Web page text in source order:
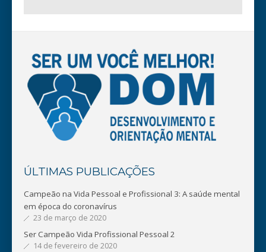
ÚLTIMAS PUBLICAÇÕES
Campeão na Vida Pessoal e Profissional 3: A saúde mental
em época do coronavírus
23 de março de 2020
Ser Campeão Vida Profissional Pessoal 2
14 de fevereiro de 2020